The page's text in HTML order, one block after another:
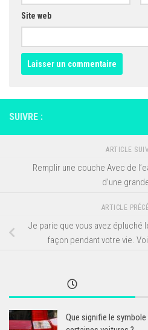
Site web
SUIVRE :
ARTICLE
Remplir une couche Avec de
d’une
ARTICLE
Je parie que vous avez épluché
façon pendant votre vie.
Que signifie le